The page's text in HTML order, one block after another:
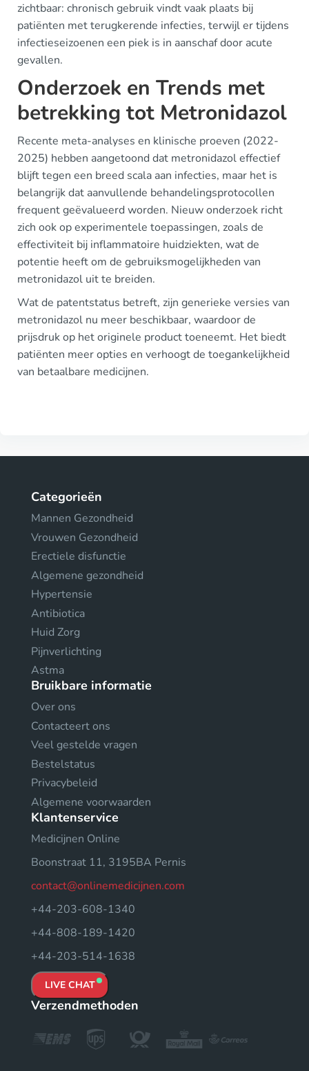
zichtbaar: chronisch gebruik vindt vaak plaats bij
patiënten met terugkerende infecties, terwijl er tijdens
infectieseizoenen een piek is in aanschaf door acute
gevallen.
Onderzoek en Trends met
betrekking tot Metronidazol
Recente meta-analyses en klinische proeven (2022-
2025) hebben aangetoond dat metronidazol effectief
blijft tegen een breed scala aan infecties, maar het is
belangrijk dat aanvullende behandelingsprotocollen
frequent geëvalueerd worden. Nieuw onderzoek richt
zich ook op experimentele toepassingen, zoals de
effectiviteit bij inflammatoire huidziekten, wat de
potentie heeft om de gebruiksmogelijkheden van
metronidazol uit te breiden.
Wat de patentstatus betreft, zijn generieke versies van
metronidazol nu meer beschikbaar, waardoor de
prijsdruk op het originele product toeneemt. Het biedt
patiënten meer opties en verhoogt de toegankelijkheid
van betaalbare medicijnen.
Categorieën
Mannen Gezondheid
Vrouwen Gezondheid
Erectiele disfunctie
Algemene gezondheid
Hypertensie
Antibiotica
Huid Zorg
Pijnverlichting
Astma
Bruikbare informatie
Over ons
Contacteert ons
Veel gestelde vragen
Bestelstatus
Privacybeleid
Algemene voorwaarden
Klantenservice
Medicijnen Online
Boonstraat 11, 3195BA Pernis
contact@onlinemedicijnen.com
+44-203-608-1340
+44-808-189-1420
+44-203-514-1638
LIVE CHAT
Verzendmethoden